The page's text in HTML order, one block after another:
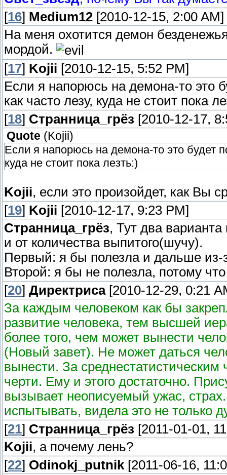
[16] Medium12 [2010-12-15, 2:00 AM]
На меня охотится демон
мордой.
[17] Kojii [2010-12-15, 5:52 PM]
Если я напорюсь на демона-то это
как часто лезу, куда не стоит пока
[18] Странница_грёз [2010-12-17,
Quote ( Kojii)
Если я напорюсь на демона-то это будет
куда не стоит пока лезть:)
Kojii, если это произойдет, как Вы
[19] Kojii [2010-12-17, 9:23 PM]
Странница_грёз, Тут два
и от количества выпитого(шучу).
Первый: я бы полезла и дальше из-
Второй: я бы не полезла, потому
[20] Директриса[2010-12-29, 0:21
За каждым человеком как бы
развитие человека, тем высшей
более того, чем может вынести
(Новый завет). Не может даться
вынести. За
черти. Ему и этого достаточно.
вызывает неописуемый ужас,
испытывать, видела это не только
[21] Странница_грёз [2011-01-01,
Kojii, а почему лень?
[22] Odinokj_putnik [2011-06-16,